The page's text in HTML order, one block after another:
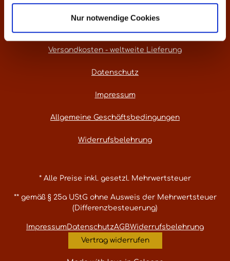
Nur notwendige Cookies
Preisliste
Versandkosten - weltweite Lieferung
Datenschutz
Impressum
Allgemeine Geschäftsbedingungen
Widerrufsbelehrung
* Alle Preise inkl. gesetzl. Mehrwertsteuer
** gemäß § 25a UStG ohne Ausweis der Mehrwertsteuer
(Differenzbesteuerung)
ImpressumDatenschutzAGBWiderrufsbelehrung
Vertrag widerrufen